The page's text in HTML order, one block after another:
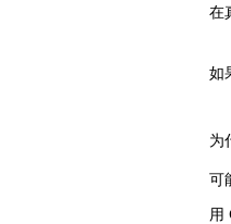
在
如
为
可
用